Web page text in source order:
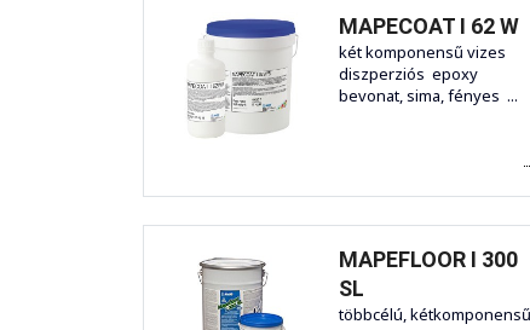
MAPECOAT I 62 W
két komponensű vizes
diszperziós epoxy
bevonat, sima, fényes ...
MAPEFLOOR I 300
SL
többcélú,